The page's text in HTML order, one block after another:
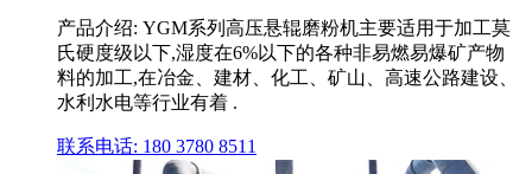
产品介绍: YGM系列高压悬辊磨粉机主要适用于加工莫
氏硬度级以下,湿度在6%以下的各种非易燃易爆矿产物
料的加工,在冶金、建材、化工、矿山、高速公路建设、
水利水电等行业有着 .
联系电话: 180 3780 8511